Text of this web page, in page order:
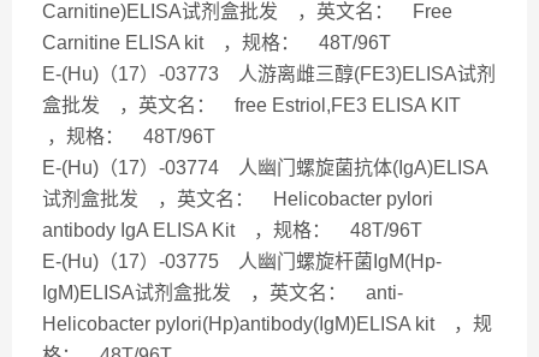
Carnitine)ELISA试剂盒批发 ，英文名： Free
Carnitine ELISA kit ，规格： 48T/96T
E-(Hu)（17）-03773 人游离雌三醇(FE3)ELISA试剂
盒批发 ，英文名： free Estriol,FE3 ELISA KIT
，规格： 48T/96T
E-(Hu)（17）-03774 人幽门螺旋菌抗体(IgA)ELISA
试剂盒批发 ，英文名： Helicobacter pylori
antibody IgA ELISA Kit ，规格： 48T/96T
E-(Hu)（17）-03775 人幽门螺旋杆菌IgM(Hp-
IgM)ELISA试剂盒批发 ，英文名： anti-
Helicobacter pylori(Hp)antibody(IgM)ELISA kit ，规